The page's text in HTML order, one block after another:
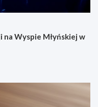
Wyspie Młyńskiej w